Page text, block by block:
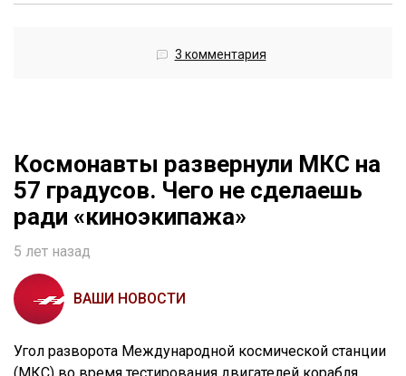
3 комментария
Космонавты развернули МКС на
57 градусов. Чего не сделаешь
ради «киноэкипажа»
5 лет назад
ВАШИ НОВОСТИ
Угол разворота Международной космической станции